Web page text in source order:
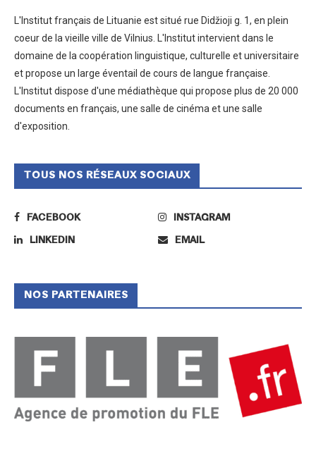
L'Institut français de Lituanie est situé rue Didžioji g. 1, en plein
coeur de la vieille ville de Vilnius. L'Institut intervient dans le
domaine de la coopération linguistique, culturelle et universitaire
et propose un large éventail de cours de langue française.
L'Institut dispose d'une médiathèque qui propose plus de 20 000
documents en français, une salle de cinéma et une salle
d'exposition.
TOUS NOS RÉSEAUX SOCIAUX
FACEBOOK INSTAGRAM
LINKEDIN EMAIL
NOS PARTENAIRES